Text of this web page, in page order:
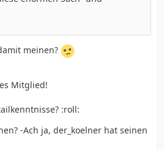
meinen?
Mitglied!
:roll:
-Ach ja, der_koelner hat seinen